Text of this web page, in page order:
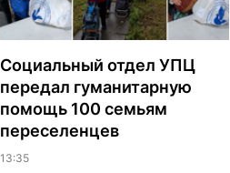
Социальный отдел УПЦ
передал гуманитарную
помощь 100 семьям
переселенцев
13:35